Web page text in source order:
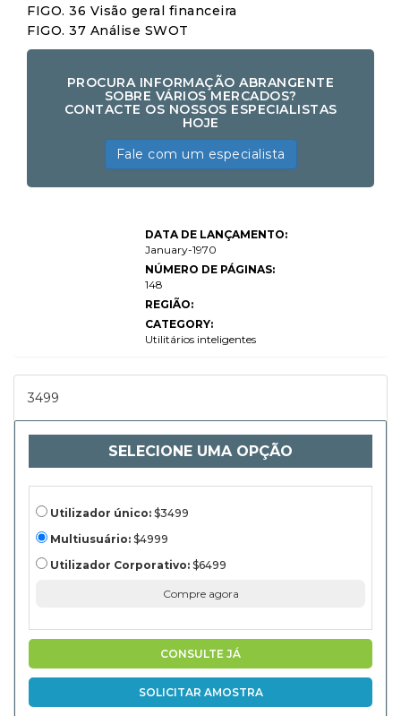
FIGO. 36 Visão geral financeira
FIGO. 37 Análise SWOT
PROCURA INFORMAÇÃO ABRANGENTE
SOBRE VÁRIOS MERCADOS?
CONTACTE OS NOSSOS ESPECIALISTAS
HOJE
Fale com um especialista
Industry Analysis, By Product
Type (Plastic Infuser Bottles,
Glass Infuser Bottles,
Stainless Steel Infuser
Bottles), By Capacity (Less
than 500 ml, 500 ml – 1 Liter,
Above 1 Liter), By Distribution
Channel (Online Retail,
End-User (Individuals,
Schools & Institutions), and
DATA DE LANÇAMENTO:
January-1970
NÚMERO DE PÁGINAS:
148
REGIÃO:
CATEGORY:
Utilitários inteligentes
3499
SELECIONE UMA OPÇÃO
Utilizador único: $3499
Multiusuário: $4999
Utilizador Corporativo: $6499
Compre agora
CONSULTE JÁ
SOLICITAR AMOSTRA